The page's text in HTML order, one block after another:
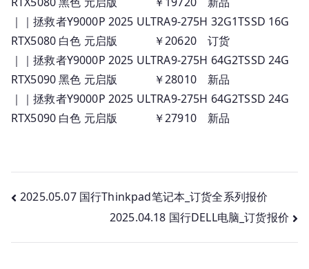
｜｜拯救者Y9000P 2025 ULTRA9-275H 32G1TSSD 16G
RTX5080 白色 元启版 ￥20620 订货
｜｜拯救者Y9000P 2025 ULTRA9-275H 64G2TSSD 24G
RTX5090 黑色 元启版 ￥28010 新品
｜｜拯救者Y9000P 2025 ULTRA9-275H 64G2TSSD 24G
RTX5090 白色 元启版 ￥27910 新品
文
2025.05.07 国行Thinkpad笔记本_订货全系列报价
2025.04.18 国行DELL电脑_订货报价